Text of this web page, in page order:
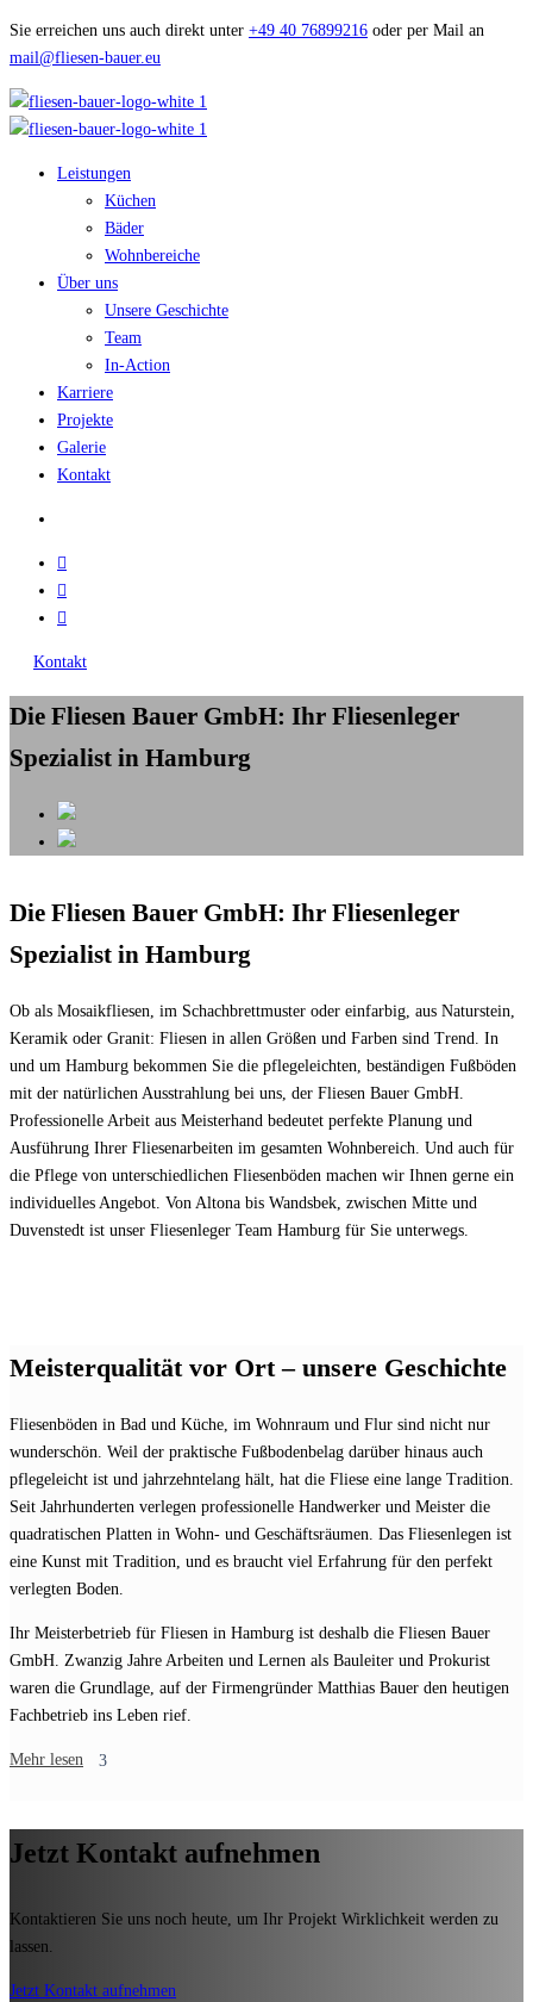
Sie erreichen uns auch direkt unter +49 40 76899216 oder per Mail an
mail@fliesen-bauer.eu
Leistungen
Küchen
Bäder
Wohnbereiche
Über uns
Unsere Geschichte
Team
In-Action
Karriere
Projekte
Galerie
Kontakt
Kontakt
Die Fliesen Bauer GmbH: Ihr Fliesenleger
Spezialist in Hamburg
Die Fliesen Bauer GmbH: Ihr Fliesenleger
Spezialist in Hamburg
Ob als Mosaikfliesen, im Schachbrettmuster oder einfarbig, aus Naturstein,
Keramik oder Granit: Fliesen in allen Größen und Farben sind Trend. In
und um Hamburg bekommen Sie die pflegeleichten, beständigen Fußböden
mit der natürlichen Ausstrahlung bei uns, der Fliesen Bauer GmbH.
Professionelle Arbeit aus Meisterhand bedeutet perfekte Planung und
Ausführung Ihrer Fliesenarbeiten im gesamten Wohnbereich. Und auch für
die Pflege von unterschiedlichen Fliesenböden machen wir Ihnen gerne ein
individuelles Angebot. Von Altona bis Wandsbek, zwischen Mitte und
Duvenstedt ist unser Fliesenleger Team Hamburg für Sie unterwegs.
Meisterqualität vor Ort – unsere Geschichte
Fliesenböden in Bad und Küche, im Wohnraum und Flur sind nicht nur
wunderschön. Weil der praktische Fußbodenbelag darüber hinaus auch
pflegeleicht ist und jahrzehntelang hält, hat die Fliese eine lange Tradition.
Seit Jahrhunderten verlegen professionelle Handwerker und Meister die
quadratischen Platten in Wohn- und Geschäftsräumen. Das Fliesenlegen ist
eine Kunst mit Tradition, und es braucht viel Erfahrung für den perfekt
verlegten Boden.
Ihr Meisterbetrieb für Fliesen in Hamburg ist deshalb die Fliesen Bauer
GmbH. Zwanzig Jahre Arbeiten und Lernen als Bauleiter und Prokurist
waren die Grundlage, auf der Firmengründer Matthias Bauer den heutigen
Fachbetrieb ins Leben rief.
Mehr lesen
Jetzt Kontakt aufnehmen
Kontaktieren Sie uns noch heute, um Ihr Projekt Wirklichkeit werden zu
lassen.
Jetzt Kontakt aufnehmen